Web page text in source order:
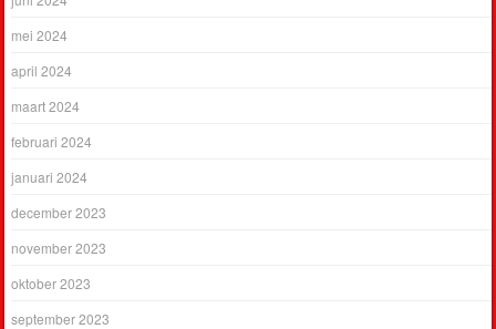
mei 2024
april 2024
maart 2024
februari 2024
januari 2024
december 2023
november 2023
oktober 2023
september 2023